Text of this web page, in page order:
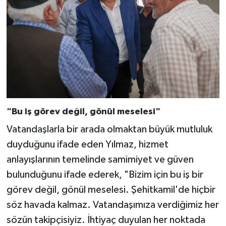
"Bu iş görev değil, gönül meselesi"
Vatandaşlarla bir arada olmaktan büyük mutluluk
duyduğunu ifade eden Yılmaz, hizmet
anlayışlarının temelinde samimiyet ve güven
bulunduğunu ifade ederek, "Bizim için bu iş bir
görev değil, gönül meselesi. Şehitkamil'de hiçbir
söz havada kalmaz. Vatandaşımıza verdiğimiz her
sözün takipçisiyiz. İhtiyaç duyulan her noktada